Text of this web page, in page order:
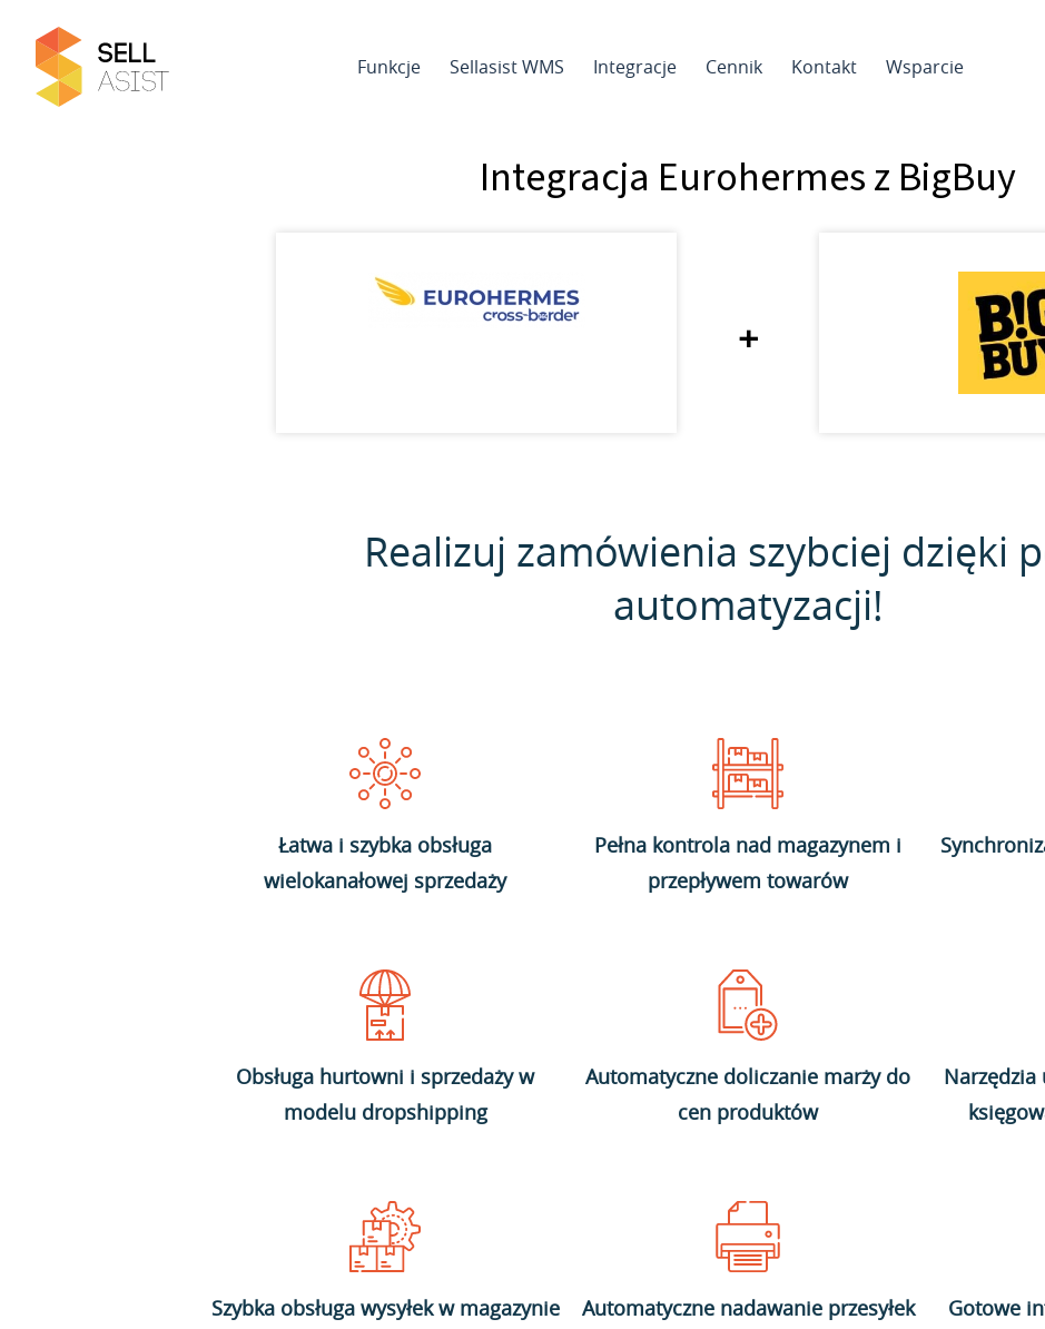
Funkcje Sellasist WMS Integracje Cennik Kontakt Wsparcie
Integracja Eurohermes z BigBuy
+
Realizuj zamówienia szybciej dzięki
automatyzacji!
Łatwa i szybka obsługa
wielokanałowej sprzedaży
Pełna kontrola nad magazynem i
przepływem towarów
Obsługa hurtowni i sprzedaży w
modelu dropshipping
Automatyczne doliczanie marży do
cen produktów
Narzędzia
Szybka obsługa wysyłek w magazynie
Automatyczne nadawanie przesyłek
Gotowe